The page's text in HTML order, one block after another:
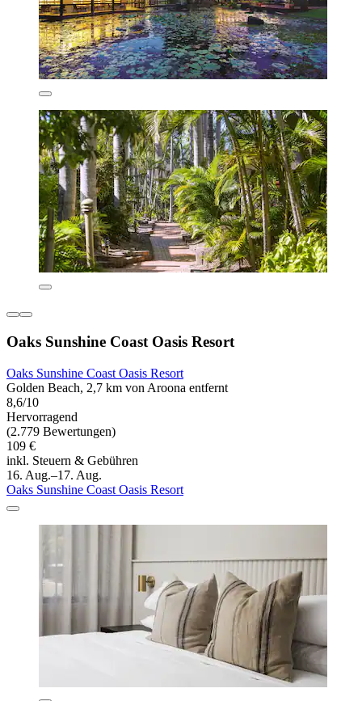
Oaks Sunshine Coast Oasis Resort
Oaks Sunshine Coast Oasis Resort
Golden Beach, 2,7 km von Aroona entfernt
8,6/10
Hervorragend
(2.779 Bewertungen)
109 €
inkl. Steuern & Gebühren
16. Aug.–17. Aug.
Oaks Sunshine Coast Oasis Resort